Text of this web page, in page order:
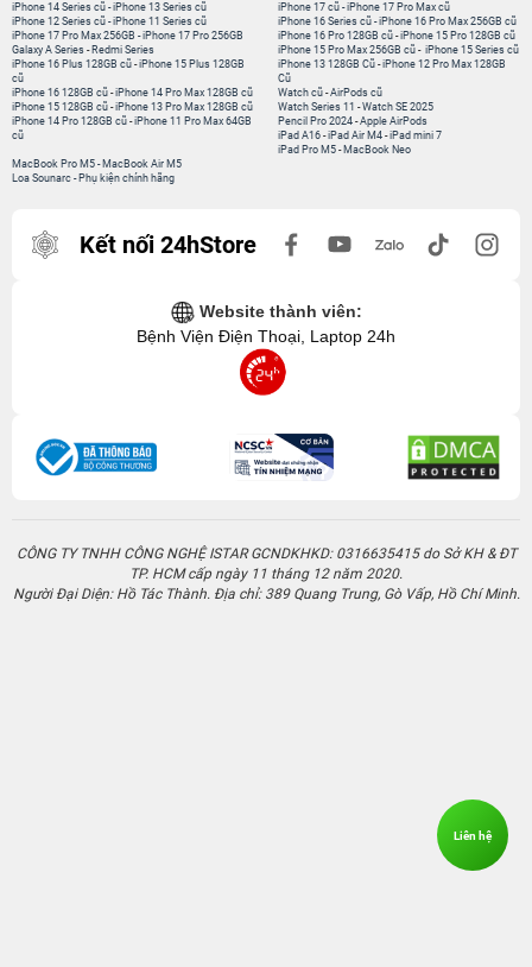
iPhone 14 Series cũ -iPhone 13 Series cũ
iPhone 12 Series cũ -iPhone 11 Series cũ
iPhone 17 Pro Max 256GB -iPhone 17 Pro 256GB
Galaxy A Series - Redmi Series
iPhone 17 cũ -iPhone 17 Pro Max cũ
iPhone 16 Series cũ - iPhone 16 Pro Max 256GB cũ
iPhone 16 Pro 128GB cũ -iPhone 15 Pro 128GB cũ
iPhone 15 Pro Max 256GB cũ - iPhone 15 Series cũ
iPhone 16 Plus 128GB cũ -iPhone 15 Plus 128GB
cũ
iPhone 16 128GB cũ -iPhone 14 Pro Max 128GB cũ
iPhone 15 128GB cũ -iPhone 13 Pro Max 128GB cũ
iPhone 14 Pro 128GB cũ -iPhone 11 Pro Max 64GB
cũ
iPhone 13 128GB Cũ -iPhone 12 Pro Max 128GB
Cũ
Watch cũ -AirPods cũ
Watch Series 11 -Watch SE 2025
Pencil Pro 2024 -Apple AirPods
iPad A16 -iPad Air M4 -iPad mini 7
iPad Pro M5 - MacBook Neo
MacBook Pro M5 - MacBook Air M5
Loa Sounarc - Phụ kiện chính hãng
Kết nối 24hStore
Website thành viên:
Bệnh Viện Điện Thoại, Laptop 24h
CÔNG TY TNHH CÔNG NGHỆ ISTAR GCNDKHKD: 0316635415 do Sở KH & ĐT
TP. HCM cấp ngày 11 tháng 12 năm 2020.
Người Đại Diện: Hồ Tác Thành. Địa chỉ: 389 Quang Trung, Gò Vấp, Hồ Chí Minh.
Liên hệ